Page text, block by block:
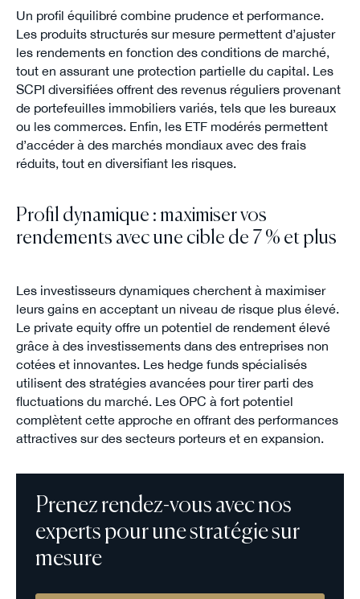
Un profil équilibré combine prudence et performance.
Les produits structurés sur mesure permettent d’ajuster
les rendements en fonction des conditions de marché,
tout en assurant une protection partielle du capital. Les
SCPI diversifiées offrent des revenus réguliers provenant
de portefeuilles immobiliers variés, tels que les bureaux
ou les commerces. Enfin, les ETF modérés permettent
d’accéder à des marchés mondiaux avec des frais
réduits, tout en diversifiant les risques.
Profil dynamique : maximiser vos
rendements avec une cible de 7 % et plus
Les investisseurs dynamiques cherchent à maximiser
leurs gains en acceptant un niveau de risque plus élevé.
Le private equity offre un potentiel de rendement élevé
grâce à des investissements dans des entreprises non
cotées et innovantes. Les hedge funds spécialisés
utilisent des stratégies avancées pour tirer parti des
fluctuations du marché. Les OPC à fort potentiel
complètent cette approche en offrant des performances
attractives sur des secteurs porteurs et en expansion.
Prenez rendez-vous avec nos
experts pour une stratégie sur
mesure